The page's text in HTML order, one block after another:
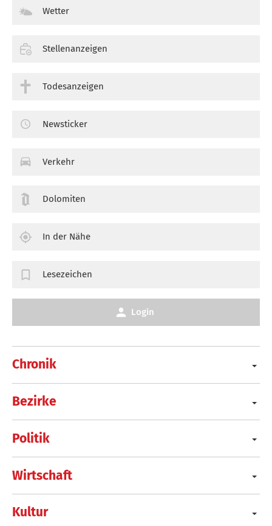
Chronik
Bezirke
Politik
Wirtschaft
Kultur
Wetter
Stellenanzeigen
Todesanzeigen
Newsticker
Verkehr
Dolomiten
In der Nähe
Lesezeichen
Login